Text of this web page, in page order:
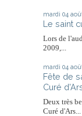
mardi 04
Le saint
Lors de
2009,...
mardi 04
Fête de
Curé
Deux très
Curé d'Ars...